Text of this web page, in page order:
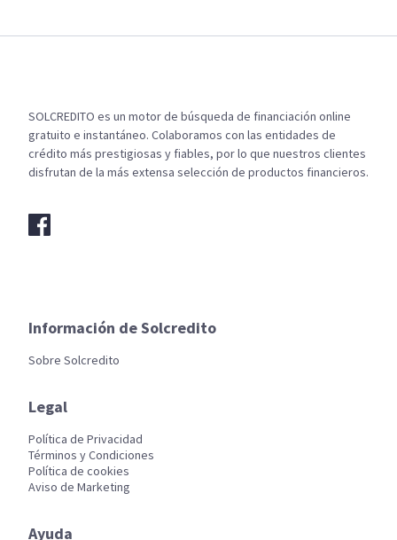
SOLCREDITO es un motor de búsqueda de financiación online
gratuito e instantáneo. Colaboramos con las entidades de
crédito más prestigiosas y fiables, por lo que nuestros clientes
disfrutan de la más extensa selección de productos financieros.
Información de Solcredito
Sobre Solcredito
Legal
Política de Privacidad
Términos y Condiciones
Política de cookies
Aviso de Marketing
Ayuda